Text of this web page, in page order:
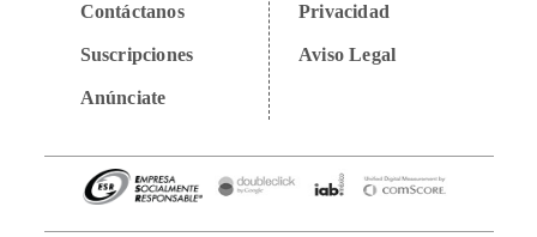
Contáctanos
Suscripciones
Anúnciate
Privacidad
Aviso Legal